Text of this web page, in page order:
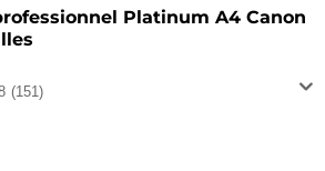
Platinum A4 Canon
(151)